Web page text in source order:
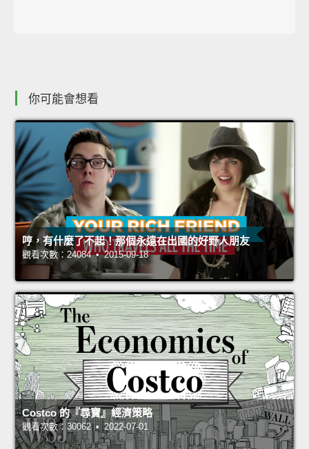
你可能會想看
哼，有什麼了不起！那個永遠在出國的好野人朋友
觀看次數：24084 • 2015-09-18
Costco 的『尋寶』經濟策略
觀看次數：30062 • 2022-07-01